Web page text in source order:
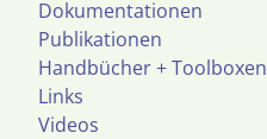
Dokumentationen
Publikationen
Handbücher + Toolboxen
Links
Videos